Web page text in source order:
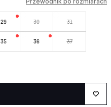
29 30 31
35 36 37